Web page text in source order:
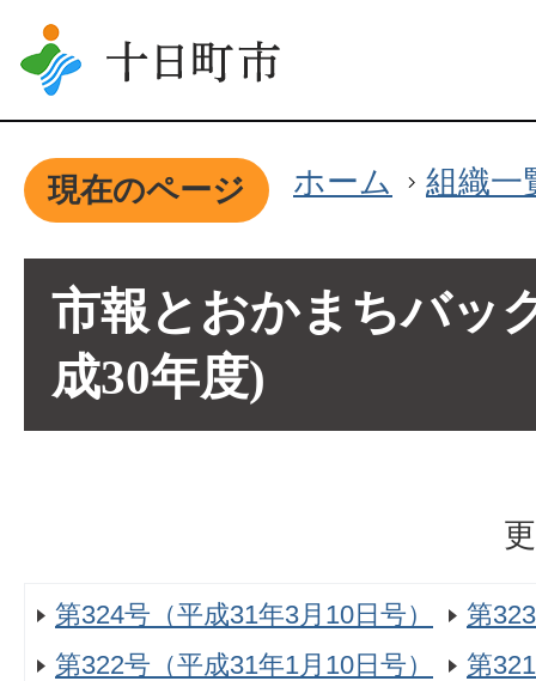
現在のページ ホーム 組織一
市報とおかまちバッ
成30年度)
第324号（平成31年3月10日号）
第
第322号（平成31年1月10日号）
第